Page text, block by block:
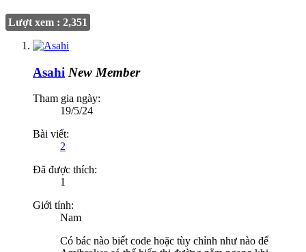
Lượt xem : 2,351
Asahi New Member
Tham gia ngày:
19/5/24
Bài viết:
2
Đã được thích:
1
Giới tính:
Nam
Có bác nào biết code hoặc tùy chỉnh như nào để